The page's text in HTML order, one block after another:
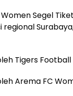
Segel
regional
Tigers
Arema FC